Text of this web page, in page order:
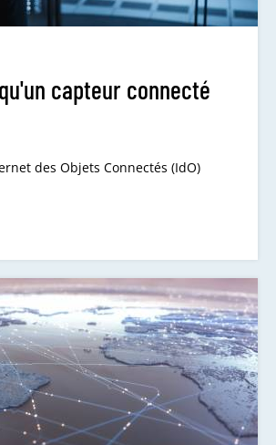
capteur connecté
des Objets Connectés (IdO)